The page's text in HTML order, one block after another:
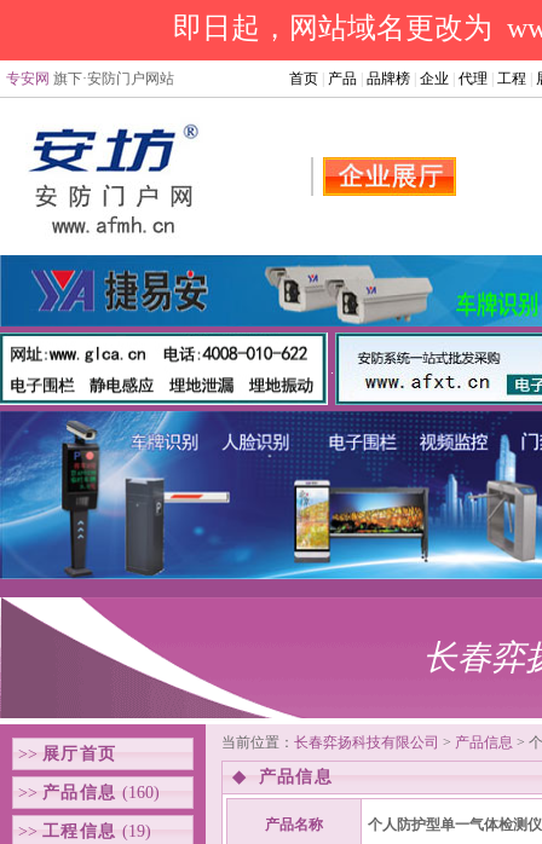
即日起，网站域名更改为
专安网 旗下·安防门户网站 首页 产品 品牌榜 企业 代理 工程
.
长春弈
>> 展厅首页
>> 产品信息 (160)
>> 工程信息 (19)
当前位置： 长春弈扬科技有限公司 > 产品信息 >
◆ 产品信息
产品名称 个人防护型单一气体检测仪